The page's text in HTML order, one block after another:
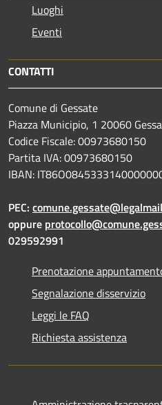
Luoghi
Eventi
CONTATTI
Comune di Gessate
Piazza Municipio, 1 20060
Codice Fiscale: 00973680150
Partita IVA: 00973680150
IBAN:
PEC:
oppure
029592991
Prenotazione
Segnalazione disservizio
Leggi le FAQ
Richiesta assistenza